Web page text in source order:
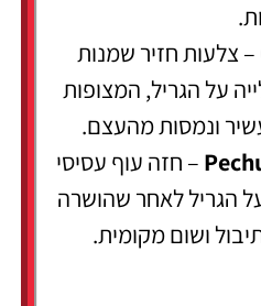
– צלעות חזיר שמנות
על הגריל, המצופות
ונמסות מהעצם.
– חזה עוף עסיסי
הגריל לאחר שהושרה
ושום מקומית.